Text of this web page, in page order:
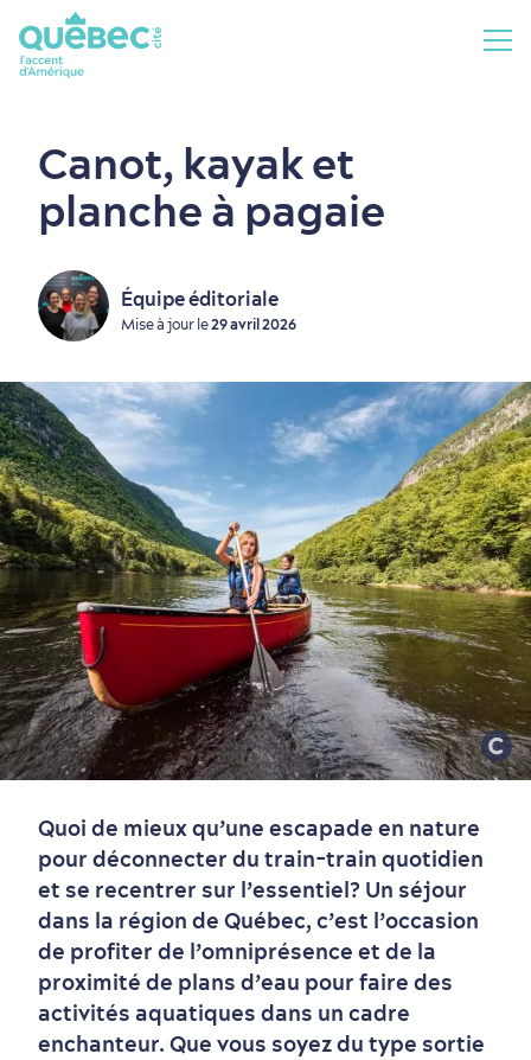
Canot, kayak et
planche à pagaie
Équipe éditoriale
Mise à jour le29 avril 2026
Quoi de mieux qu’une escapade en nature
pour déconnecter du train-train quotidien
et se recentrer sur l’essentiel? Un séjour
dans la région de Québec, c’est l’occasion
de profiter de l’omniprésence et de la
proximité de plans d’eau pour faire des
activités aquatiques dans un cadre
enchanteur. Que vous soyez du type sortie